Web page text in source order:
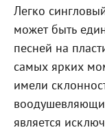
Легко
может быть
песней на
самых ярких
имели
является